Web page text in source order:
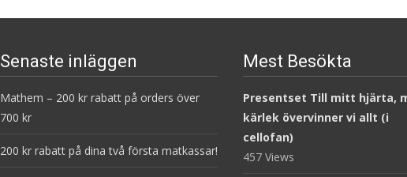
Senaste inläggen
Mathem – 200 kr rabatt på orders över
700 kr
200 kr rabatt på dina två första matkassar!
Mest Besökta
Presentset Till mitt hjärta,
kärlek övervinner vi allt (i
cellofan)
457 Views